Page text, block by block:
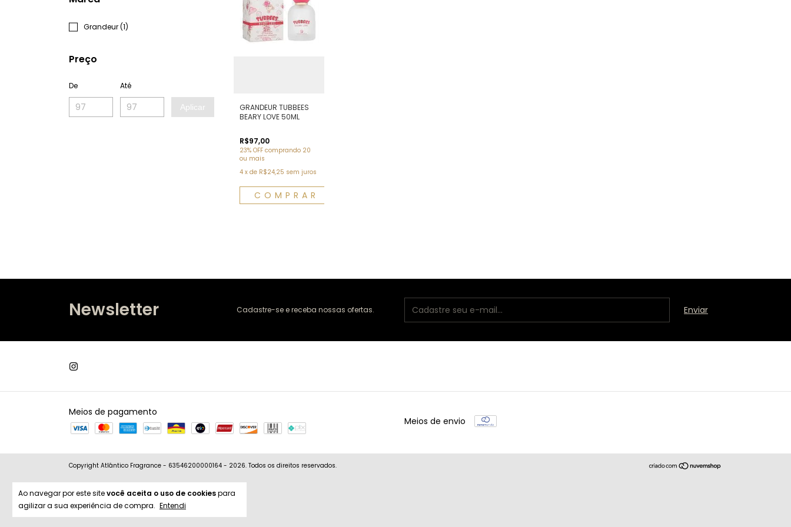
Ao navegar por este sitevocê aceita o uso de cookiespara
agilizar a sua experiência de compra. Entendi
Grandeur (1)
Preço
De Até
Aplicar
GRANDEUR TUBBEES
BEARY LOVE 50ML
R$97,00
23% OFF comprando 20
ou mais
4 x de R$24,25 sem juros
Newsletter Cadastre-se e receba nossas ofertas.
Meios de pagamento
Meios de envio
Copyright Atlântico Fragrance - 63546200000164 - 2026. Todos os direitos reservados.